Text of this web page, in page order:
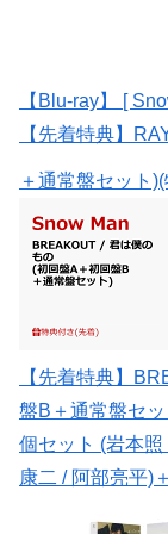
【Blu-ray】 [
【先着特典】
＋通常盤セット
【先着特典】
盤B＋通常盤セ
個セット (岩本
康二 / 阿部亮平)